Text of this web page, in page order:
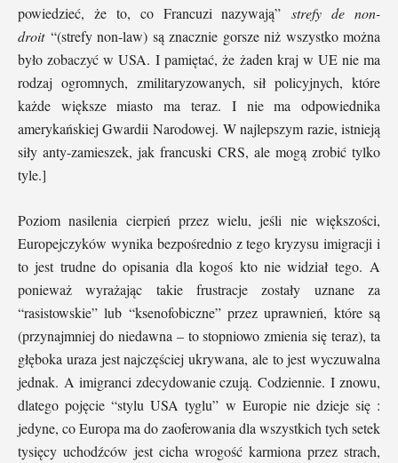
powiedzieć, że to, co Francuzi nazywają”strefy de non-
droit“(strefy non-law) są znacznie gorsze niż wszystko można
było zobaczyć w USA. I pamiętać, że żaden kraj w UE nie ma
rodzaj ogromnych, zmilitaryzowanych, sił policyjnych, które
każde większe miasto ma teraz. I nie ma odpowiednika
amerykańskiej Gwardii Narodowej. W najlepszym razie, istnieją
siły anty-zamieszek, jak francuski CRS, ale mogą zrobić tylko
tyle.]
Poziom nasilenia cierpień przez wielu, jeśli nie większości,
Europejczyków wynika bezpośrednio z tego kryzysu imigracji i
to jest trudne do opisania dla kogoś kto nie widział tego. A
ponieważ wyrażając takie frustracje zostały uznane za
“rasistowskie” lub “ksenofobiczne” przez uprawnień, które są
(przynajmniej do niedawna – to stopniowo zmienia się teraz), ta
głęboka uraza jest najczęściej ukrywana, ale to jest wyczuwalna
jednak. A imigranci zdecydowanie czują. Codziennie. I znowu,
dlatego pojęcie “stylu USA tyglu” w Europie nie dzieje się :
jedyne, co Europa ma do zaoferowania dla wszystkich tych setek
tysięcy uchodźców jest cicha wrogość karmiona przez strach,